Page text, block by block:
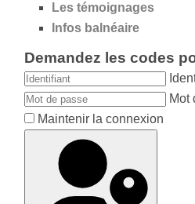
Les témoignages
Infos balnéaire
Demandez les codes
Mot
Maintenir la connexion